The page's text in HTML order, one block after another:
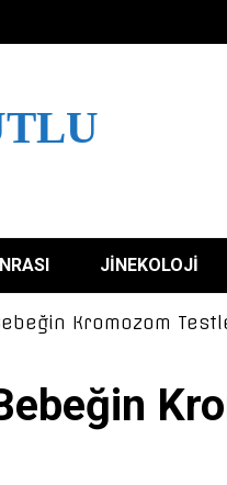
JINEKOLOJI
Kromozom